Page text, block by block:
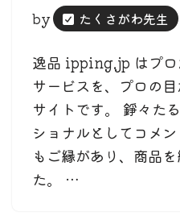
by たくさがわ先生
逸品 ipping.jp はプロ
サービスを、プロの
サイトです。 錚々た
ショナルとしてコメ
もご縁があり、商品
た。 …